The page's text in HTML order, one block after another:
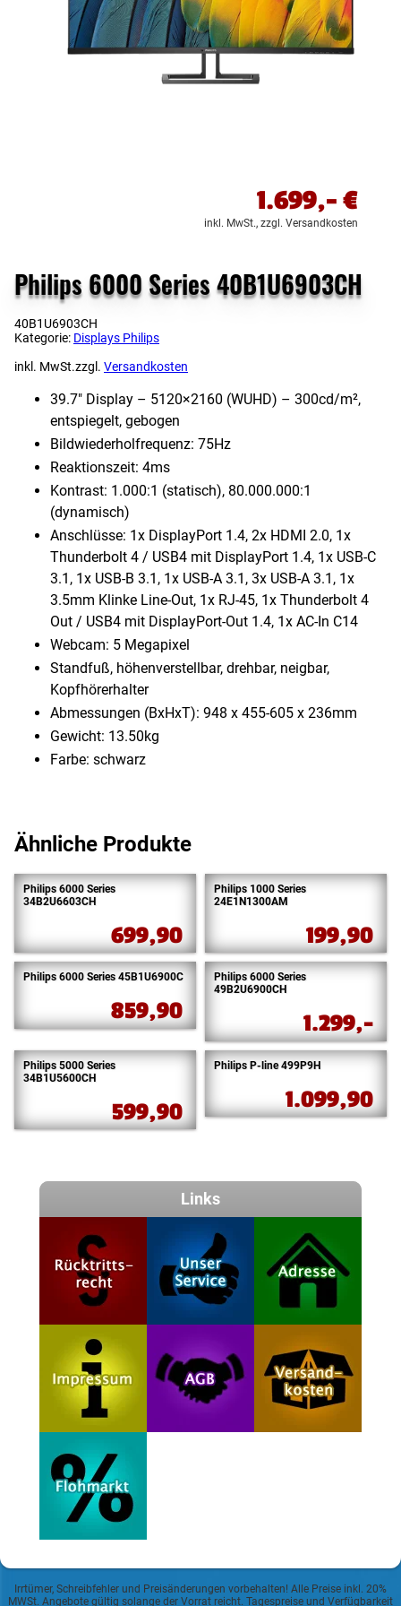
1.699,-€
inkl. MwSt., zzgl. Versandkosten
Philips 6000 Series 40B1U6903CH
40B1U6903CH
Kategorie: Displays Philips
inkl. MwSt.zzgl. Versandkosten
39.7″ Display – 5120×2160 (WUHD) – 300cd/​m²,
entspiegelt, gebogen
Bildwiederholfrequenz: 75Hz
Reaktionszeit: 4ms
Kontrast: 1.000:1 (statisch), 80.000.000:1
(dynamisch)
Anschlüsse: 1x DisplayPort 1.4, 2x HDMI 2.0, 1x
Thunderbolt 4 /​ USB4 mit DisplayPort 1.4, 1x USB-C
3.1, 1x USB-B 3.1, 1x USB-A 3.1, 3x USB-A 3.1, 1x
3.5mm Klinke Line-Out, 1x RJ-45, 1x Thunderbolt 4
Out /​ USB4 mit DisplayPort-Out 1.4, 1x AC-In C14
Webcam: 5 Megapixel
Standfuß, höhenverstellbar, drehbar, neigbar,
Kopfhörerhalter
Abmessungen (BxHxT): 948 x 455-605 x 236mm
Gewicht: 13.50kg
Farbe: schwarz
Ähnliche Produkte
Philips 6000 Series
34B2U6603CH
699,90
Philips 1000 Series
24E1N1300AM
199,90
Philips 6000 Series 45B1U6900C
859,90
Philips 6000 Series
49B2U6900CH
1.299,-
Philips 5000 Series
34B1U5600CH
599,90
Philips P-line 499P9H
1.099,90
Links
Irrtümer, Schreibfehler und Preisänderungen vorbehalten! Alle Preise inkl. 20%
MWSt. Angebote gültig solange der Vorrat reicht. Tagespreise und Verfügbarkeit